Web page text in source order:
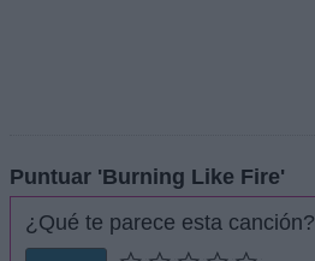
Puntuar 'Burning Like Fire'
¿Qué te parece esta canción?